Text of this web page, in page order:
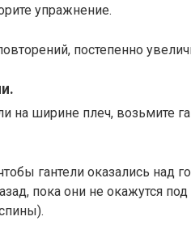
упражнение.
постепенно
на ширине плеч, возьмите
гантели оказались над
пока они не окажутся